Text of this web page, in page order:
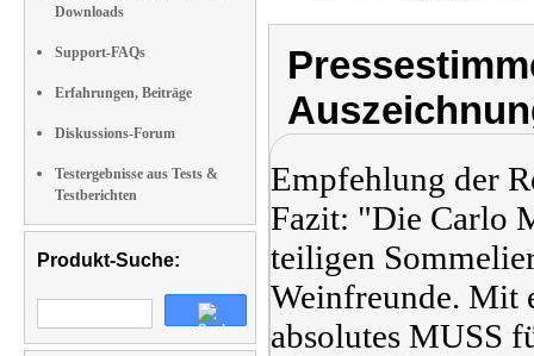
Downloads
Support-FAQs
Erfahrungen, Beiträge
Diskussions-Forum
Testergebnisse aus Tests &
Testberichten
Produkt-Suche:
Empfehlung der
Fazit: "Die Carlo
teiligen
Weinfreunde. Mit
absolutes MUSS